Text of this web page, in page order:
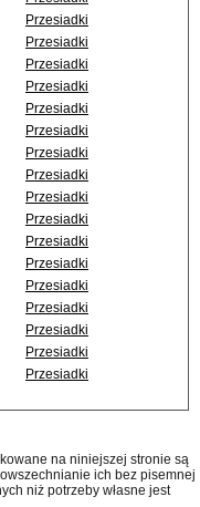
Przesiadki
Przesiadki
Przesiadki
Przesiadki
Przesiadki
Przesiadki
Przesiadki
Przesiadki
Przesiadki
Przesiadki
Przesiadki
Przesiadki
Przesiadki
Przesiadki
Przesiadki
Przesiadki
Przesiadki
na niniejszej stronie są
ich bez pisemnej
niż potrzeby własne jest